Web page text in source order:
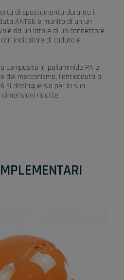
di spostamento durante i
ANTS6 è munito di un un
da un lato e di un connettore
indicatore di caduta e
composito in poliammide PA e
del meccanismo, l’anticaduta a
si distingue sia per la sua
dimensioni ridotte.